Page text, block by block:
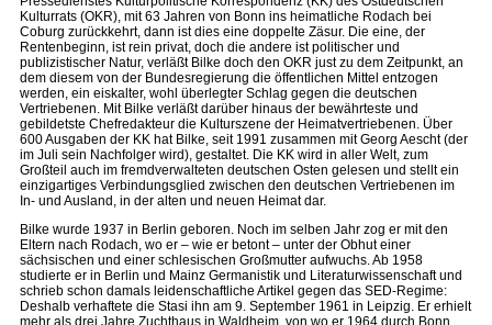
Kulturrats (OKR), mit 63 Jahren von Bonn ins heimatliche Rodach bei
Coburg zurückkehrt, dann ist dies eine doppelte Zäsur. Die eine, der
Rentenbeginn, ist rein privat, doch die andere ist politischer und
publizistischer Natur, verläßt Bilke doch den OKR just zu dem Zeitpunkt, an
dem diesem von der Bundesregierung die öffentlichen Mittel entzogen
werden, ein eiskalter, wohl überlegter Schlag gegen die deutschen
Vertriebenen. Mit Bilke verläßt darüber hinaus der bewährteste und
gebildetste Chefredakteur die Kulturszene der Heimatvertriebenen. Über
600 Ausgaben der KK hat Bilke, seit 1991 zusammen mit Georg Aescht (der
im Juli sein Nachfolger wird), gestaltet. Die KK wird in aller Welt, zum
Großteil auch im fremdverwalteten deutschen Osten gelesen und stellt ein
einzigartiges Verbindungsglied zwischen den deutschen Vertriebenen im
In- und Ausland, in der alten und neuen Heimat dar.
Bilke wurde 1937 in Berlin geboren. Noch im selben Jahr zog er mit den
Eltern nach Rodach, wo er – wie er betont – unter der Obhut einer
sächsischen und einer schlesischen Großmutter aufwuchs. Ab 1958
studierte er in Berlin und Mainz Germanistik und Literaturwissenschaft und
schrieb schon damals leidenschaftliche Artikel gegen das SED-Regime:
Deshalb verhaftete die Stasi ihn am 9. September 1961 in Leipzig. Er erhielt
mehr als drei Jahre Zuchthaus in Waldheim, von wo er 1964 durch Bonn